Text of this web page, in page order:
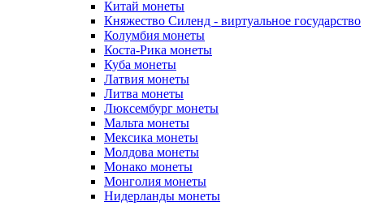
Китай монеты
Княжество Силенд - виртуальное государство
Колумбия монеты
Коста-Рика монеты
Куба монеты
Латвия монеты
Литва монеты
Люксембург монеты
Мальта монеты
Мексика монеты
Молдова монеты
Монако монеты
Монголия монеты
Нидерланды монеты